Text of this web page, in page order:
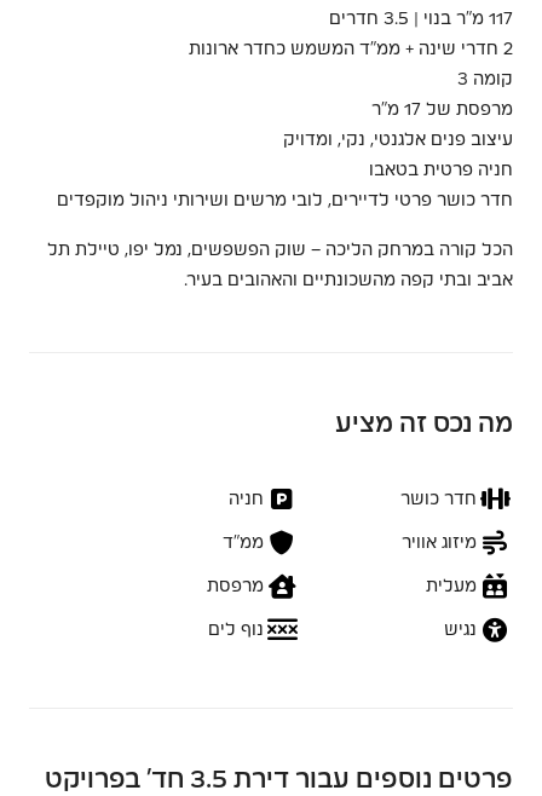
117 מ”ר בנוי | 3.5 חדרים
2 חדרי שינה + ממ”ד המשמש כחדר ארונות
קומה 3
מרפסת של 17 מ”ר
עיצוב פנים אלגנטי, נקי, ומדויק
חניה פרטית בטאבו
חדר כושר פרטי לדיירים, לובי מרשים ושירותי ניהול מוקפדים
הכל קורה במרחק הליכה – שוק הפשפשים, נמל יפו, טיילת תל
אביב ובתי קפה מהשכונתיים והאהובים בעיר.
מה נכס זה מציע
חדר כושר חניה
מיזוג אוויר ממ״ד
מעלית מרפסת
נגיש נוף לים
פרטים נוספים עבור דירת 3.5 חד’ בפרויקט